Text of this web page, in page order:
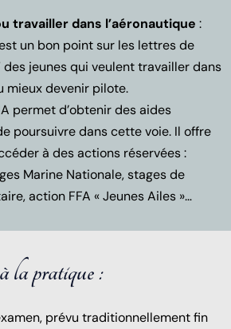
travailler dans l’aéronautique :
un bon point sur les lettres de
jeunes qui veulent travailler dans
mieux devenir pilote.
permet d’obtenir des aides
poursuivre dans cette voie. Il offre
à des actions réservées :
Marine Nationale, stages de
action FFA « Jeunes Ailes »…
la pratique :
prévu traditionnellement fin